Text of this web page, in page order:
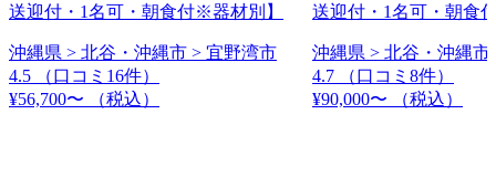
送迎付・1名可・朝食付※器材別】
沖縄県 > 北谷・沖縄市 > 宜野湾市
4.5
（口コミ16件）
¥56,700〜
（税込）
送迎付・1名可・朝食
沖縄県 > 北谷・沖縄市
4.7
（口コミ8件）
¥90,000〜
（税込）